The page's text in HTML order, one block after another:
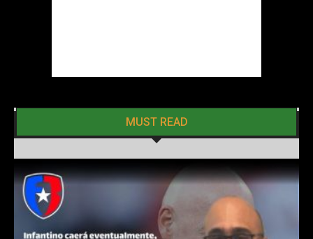
MUST READ